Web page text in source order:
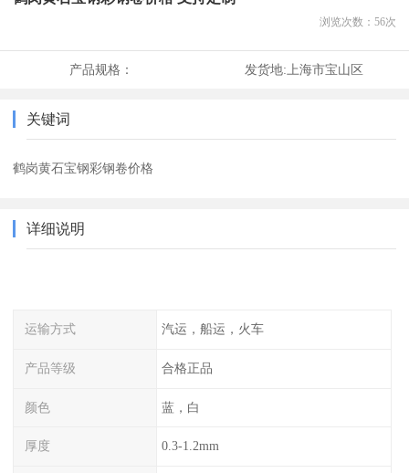
浏览次数： 56次
产品规格： 发货地: 上海市宝山区
关键词
鹤岗黄石宝钢彩钢卷价格
详细说明
运输方式 汽运，船运，火车
产品等级 合格正品
颜色 蓝，白
厚度 0.3-1.2mm